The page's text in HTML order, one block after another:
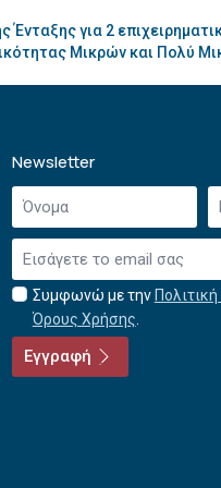
για 2
Μικρών και Πολύ
Newsletter
Όνομα
Email
Αποδοχή
όρων
χρήσης
*
Συμφωνώ με την
Όρους Χρήσης
Εγγραφή